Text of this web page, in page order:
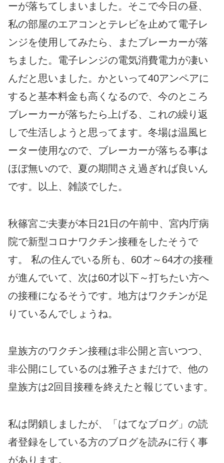
ーが落ちてしまいました。そこで今日の昼、
私の部屋のエアコンとテレビを止めて電子レ
ンジを使用してみたら、またブレーカーが落
ちました。電子レンジの電気消費電力が凄い
んだと思いました。かといって40アンペアに
すると基本料金も高くなるので、今のところ
ブレーカーが落ちたら上げる、これの繰り返
しで生活しようと思ってます。冬場は温風ヒ
ーター使用なので、ブレーカーが落ちる事は
ほぼ無いので、夏の期間さえ過ぎれば良いん
です。以上、雑談でした。
秋篠宮ご夫妻が本日21日の午前中、宮内庁病
院で新型コロナワクチン接種をしたそうで
す。 私の住んでいる所も、60才～64才の接種
が進んでいて、次は60才以下～打ちたい方へ
の接種になるそうです。地方はワクチンが足
りているんでしょうね。
皇族方のワクチン接種は非公開と言いつつ、
非公開にしているのは雅子さまだけで、他の
皇族方は2回目接種を終えたと報じています。
私は閉鎖しましたが、「はてなブログ」の読
者登録をしている方のブログを読みに行く事
があります。